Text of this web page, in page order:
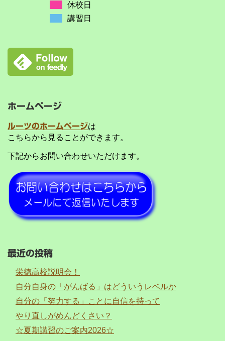
休校日
講習日
ホームページ
ルーツのホームページは
こちらから見ることができます。
下記からお問い合わせいただけます。
最近の投稿
栄徳高校説明会！
自分自身の「がんばる」はどういうレベルか
自分の「努力する」ことに自信を持って
やり直しがめんどくさい？
☆夏期講習のご案内2026☆